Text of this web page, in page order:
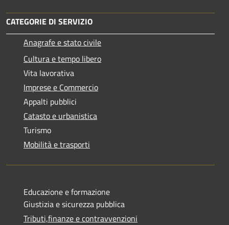
CATEGORIE DI SERVIZIO
Anagrafe e stato civile
Cultura e tempo libero
Vita lavorativa
Imprese e Commercio
Appalti pubblici
Catasto e urbanistica
Turismo
Mobilità e trasporti
Educazione e formazione
Giustizia e sicurezza pubblica
Tributi,finanze e contravvenzioni